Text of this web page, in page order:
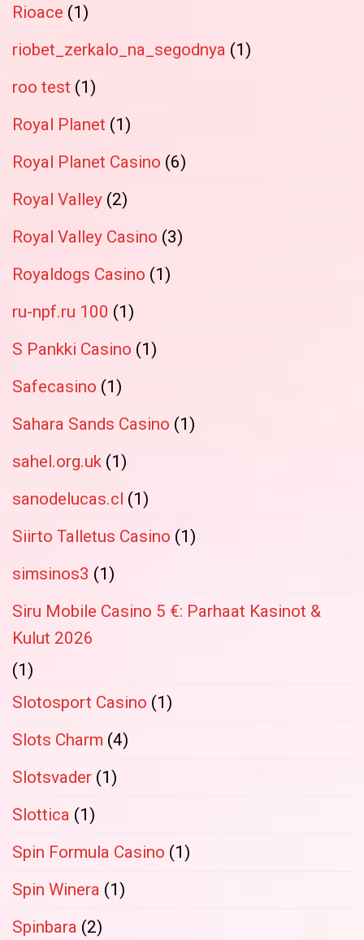
Rioace (1)
riobet_zerkalo_na_segodnya (1)
roo test (1)
Royal Planet (1)
Royal Planet Casino (6)
Royal Valley (2)
Royal Valley Casino (3)
Royaldogs Casino (1)
ru-npf.ru 100 (1)
S Pankki Casino (1)
Safecasino (1)
Sahara Sands Casino (1)
sahel.org.uk (1)
sanodelucas.cl (1)
Siirto Talletus Casino (1)
simsinos3 (1)
Siru Mobile Casino 5 €: Parhaat Kasinot &
Kulut 2026
(1)
Slotosport Casino (1)
Slots Charm (4)
Slotsvader (1)
Slottica (1)
Spin Formula Casino (1)
Spin Winera (1)
Spinbara (2)